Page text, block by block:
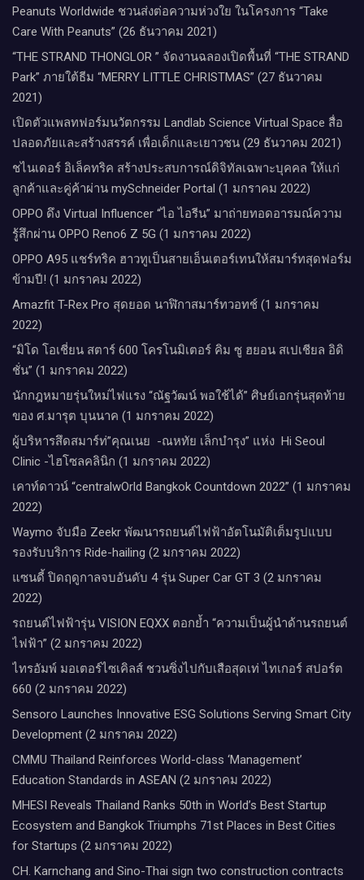
Peanuts Worldwide ชวนส่งต่อความห่วงใย​ ​ในโครงการ “Take
Care With Peanuts” (26 ธันวาคม 2021)
“THE STRAND THONGLOR ” จัดงานฉลองเปิดพื้นที่ “THE STRAND
Park” ภายใต้ธีม “MERRY LITTLE CHRISTMAS” (27 ธันวาคม
2021)
เปิดตัวแพลทฟอร์มนวัตกรรม Landlab Science Virtual Space สื่อ
ปลอดภัยและสร้างสรรค์ เพื่อเด็กและเยาวชน (29 ธันวาคม 2021)
ชไนเดอร์ อิเล็คทริค สร้างประสบการณ์ดิจิทัลเฉพาะบุคคล ให้แก่
ลูกค้าและคู่ค้าผ่าน mySchneider Portal (1 มกราคม 2022)
OPPO ดึง Virtual Influencer “ไอ ไอรีน” มาถ่ายทอดอารมณ์ความ
รู้สึกผ่าน OPPO Reno6 Z 5G (1 มกราคม 2022)
OPPO A95 แชร์ทริค ฮาวทูเป็นสายเอ็นเตอร์เทนให้สมาร์ทสุดฟอร์ม
ข้ามปี! (1 มกราคม 2022)
Amazfit T-Rex Pro สุดยอด นาฬิกาสมาร์ทวอทช์ (1 มกราคม
2022)
“มิโด โอเชี่ยน สตาร์ 600 โครโนมิเตอร์ คิม ซู ฮยอน สเปเชียล อิดิ
ชั่น” (1 มกราคม 2022)
นักกฎหมายรุ่นใหม่ไฟแรง “ณัฐวัฒน์ พอใช้ได้” ศิษย์เอกรุ่นสุดท้าย
ของ ศ.มารุต บุนนาค (1 มกราคม 2022)
ผู้บริหารสึดสมาร์ท่”คุณเนย -ณหทัย เล็กบำรุง” แห่ง Hi Seoul
Clinic -ไฮโซลคลินิก (1 มกราคม 2022)
เคาท์ดาวน์​ “centralwOrld Bangkok Countdown 2022” (1 มกราคม
2022)
Waymo จับมือ Zeekr พัฒนารถยนต์ไฟฟ้าอัตโนมัติเต็มรูปแบบ
รองรับบริการ Ride-hailing (2 มกราคม 2022)
แซนดี้ ปิดฤดูกาลจบอันดับ 4 รุ่น Super Car GT 3 (2 มกราคม
2022)
รถยนต์ไฟฟ้ารุ่น VISION EQXX ตอกย้ำ “ความเป็นผู้นำด้านรถยนต์
ไฟฟ้า” (2 มกราคม 2022)
ไทรอัมพ์ มอเตอร์ไซเคิลส์ ชวนซิ่งไปกับเสือสุดเท่ ไทเกอร์ สปอร์ต
660 (2 มกราคม 2022)
Sensoro Launches Innovative ESG Solutions Serving Smart City
Development (2 มกราคม 2022)
CMMU Thailand Reinforces World-class ‘Management’
Education Standards in ASEAN (2 มกราคม 2022)
MHESI Reveals Thailand Ranks 50th in World’s Best Startup
Ecosystem and Bangkok Triumphs 71st Places in Best Cities
for Startups (2 มกราคม 2022)
CH. Karnchang and Sino-Thai sign two construction contracts